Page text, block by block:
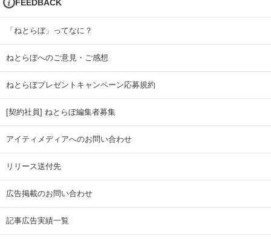
FEEDBACK
「ねとらぼ」ってなに？
ねとらぼへのご意見・ご感想
ねとらぼプレゼントキャンペーン応募規約
[契約社員] ねとらぼ編集者募集
アイティメディアへのお問い合わせ
リリース送付先
広告掲載のお問い合わせ
記事広告実績一覧